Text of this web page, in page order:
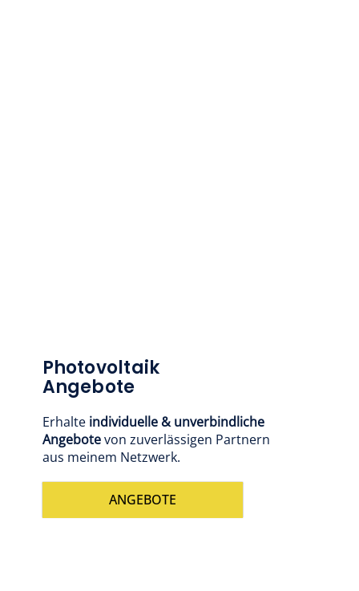
Photovoltaik
Angebote
Erhalte individuelle & unverbindliche
Angebotevon zuverlässigen Partnern
aus meinem Netzwerk.
ANGEBOTE